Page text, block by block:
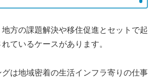
方の課題解決や移住促進とセットで起
ているケースがあります。
は地域密着の生活インフラ寄りの仕事